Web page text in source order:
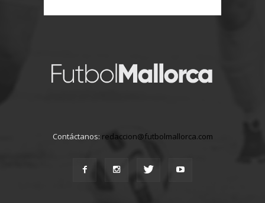
Contáctanos: redaccion@futbolmallorca.com